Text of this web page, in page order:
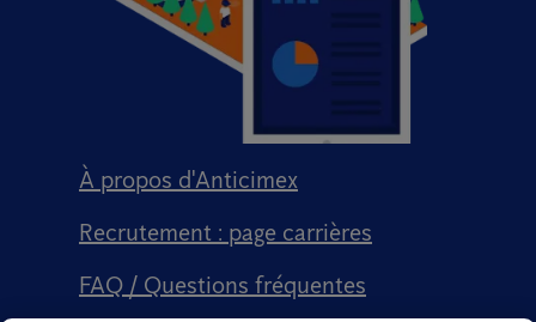
À propos d'Anticimex
Recrutement : page carrières
FAQ / Questions fréquentes